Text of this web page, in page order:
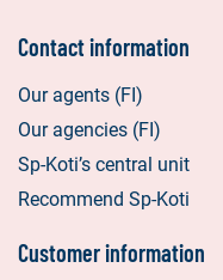
Contact information
Our agents (FI)
Our agencies (FI)
Sp-Koti’s central unit
Recommend Sp-Koti
Customer information